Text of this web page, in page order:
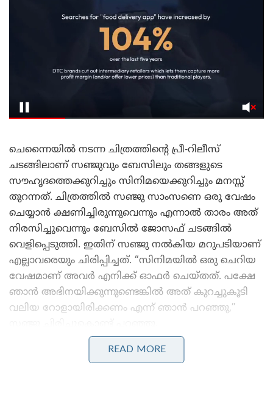
ചെന്നൈയിൽ നടന്ന ചിത്രത്തിന്റെ പ്രീ-റിലീസ്
ചടങ്ങിലാണ് സഞ്ജുവും ബേസിലും തങ്ങളുടെ
സൗഹൃദത്തെക്കുറിച്ചും സിനിമയെക്കുറിച്ചും മനസ്സ്
തുറന്നത്. ചിത്രത്തിൽ സഞ്ജു സാംസണെ ഒരു വേഷം
ചെയ്യാൻ ക്ഷണിച്ചിരുന്നുവെന്നും എന്നാൽ താരം അത്
നിരസിച്ചുവെന്നും ബേസിൽ ജോസഫ് ചടങ്ങിൽ
വെളിപ്പെടുത്തി. ഇതിന് സഞ്ജു നൽകിയ മറുപടിയാണ്
എല്ലാവരെയും ചിരിപ്പിച്ചത്. “സിനിമയിൽ ഒരു ചെറിയ
വേഷമാണ് അവർ എനിക്ക് ഓഫർ ചെയ്തത്. പക്ഷേ
ഞാൻ അഭിനയിക്കുന്നുണ്ടെങ്കിൽ അത് കുറച്ചുകൂടി
വലിയ റോളായിരിക്കണം എന്ന് ഞാൻ പറഞ്ഞു,”
Stories you may like
READ MORE